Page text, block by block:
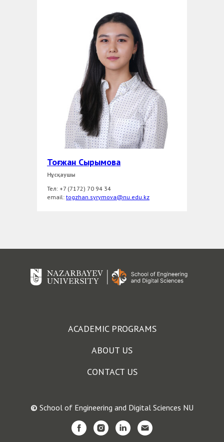
Тоғжан Сырымова
Нұсқаушы
Тел: +7 (7172) 70 94 34
еmail: togzhan.syrymova@nu.edu.kz
ACADEMIC PROGRAMS
ABOUT US
CONTACT US
© School of Engineering and Digital Sciences NU